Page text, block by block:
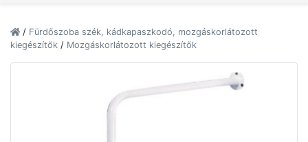
/ Fürdőszoba szék, kádkapaszkodó, mozgáskorlátozott
kiegészítők / Mozgáskorlátozott kiegészítők